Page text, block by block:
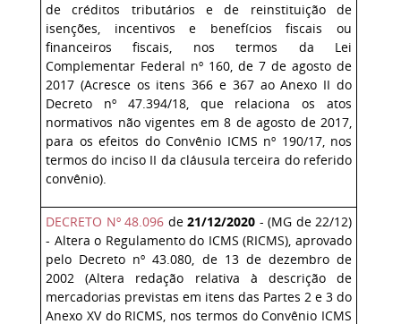
de créditos tributários e de reinstituição de
isenções, incentivos e benefícios fiscais ou
financeiros fiscais, nos termos da Lei
Complementar Federal nº 160, de 7 de agosto de
2017 (Acresce os itens 366 e 367 ao Anexo II do
Decreto nº 47.394/18, que relaciona os atos
normativos não vigentes em 8 de agosto de 2017,
para os efeitos do Convênio ICMS nº 190/17, nos
termos do inciso II da cláusula terceira do referido
convênio).
DECRETO Nº 48.096 de 21/12/2020 - (MG de 22/12)
- Altera o Regulamento do ICMS (RICMS), aprovado
pelo Decreto nº 43.080, de 13 de dezembro de
2002 (Altera redação relativa à descrição de
mercadorias previstas em itens das Partes 2 e 3 do
Anexo XV do RICMS, nos termos do Convênio ICMS